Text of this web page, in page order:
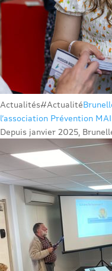
Actualités#Actualité
l’association Prévention
Depuis janvier 2025,